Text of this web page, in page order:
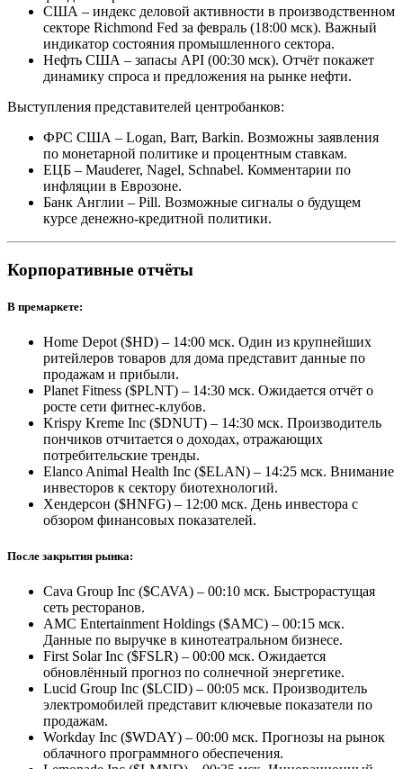
США – индекс деловой активности в производственном
секторе Richmond Fed за февраль (18:00 мск). Важный
индикатор состояния промышленного сектора.
Нефть США – запасы API (00:30 мск). Отчёт покажет
динамику спроса и предложения на рынке нефти.
Выступления представителей центробанков:
ФРС США – Logan, Barr, Barkin. Возможны заявления
по монетарной политике и процентным ставкам.
ЕЦБ – Mauderer, Nagel, Schnabel. Комментарии по
инфляции в Еврозоне.
Банк Англии – Pill. Возможные сигналы о будущем
курсе денежно-кредитной политики.
Корпоративные отчёты
В премаркете:
Home Depot ($HD) – 14:00 мск. Один из крупнейших
ритейлеров товаров для дома представит данные по
продажам и прибыли.
Planet Fitness ($PLNT) – 14:30 мск. Ожидается отчёт о
росте сети фитнес-клубов.
Krispy Kreme Inc ($DNUT) – 14:30 мск. Производитель
пончиков отчитается о доходах, отражающих
потребительские тренды.
Elanco Animal Health Inc ($ELAN) – 14:25 мск. Внимание
инвесторов к сектору биотехнологий.
Хендерсон ($HNFG) – 12:00 мск. День инвестора с
обзором финансовых показателей.
После закрытия рынка:
Cava Group Inc ($CAVA) – 00:10 мск. Быстрорастущая
сеть ресторанов.
AMC Entertainment Holdings ($AMC) – 00:15 мск.
Данные по выручке в кинотеатральном бизнесе.
First Solar Inc ($FSLR) – 00:00 мск. Ожидается
обновлённый прогноз по солнечной энергетике.
Lucid Group Inc ($LCID) – 00:05 мск. Производитель
электромобилей представит ключевые показатели по
продажам.
Workday Inc ($WDAY) – 00:00 мск. Прогнозы на рынок
облачного программного обеспечения.